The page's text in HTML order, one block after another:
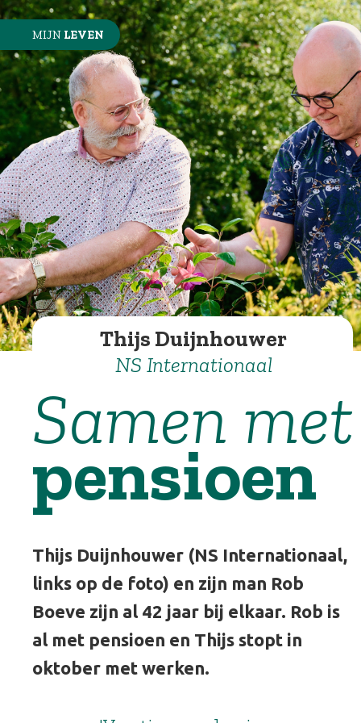
Thijs Duijnhouwer
NS Internationaal
Samen met
pensioen
MIJN LEVEN
Thijs Duijnhouwer (NS Internationaal,
links op de foto) en zijn man Rob
Boeve zijn al 42 jaar bij elkaar. Rob is
al met pensioen en Thijs stopt in
oktober met werken.